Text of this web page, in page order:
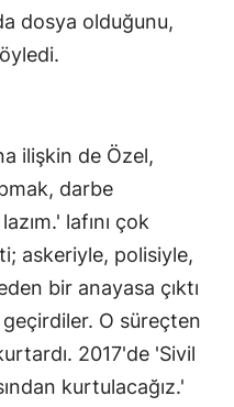
dosya olduğunu,
ilişkin de Özel,
darbe
lafını çok
askeriyle, polisiyle,
bir anayasa çıktı
geçirdiler. O süreçten
2017'de 'Sivil
kurtulacağız.'